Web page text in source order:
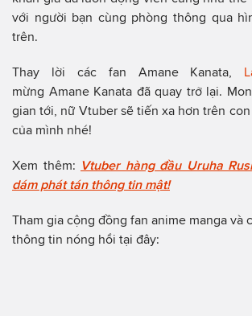
với người bạn cùng phòng thông qua
trên.
Thay lời các fan Amane Kanata,
mừng Amane Kanata đã quay trở lại.
gian tới, nữ Vtuber sẽ tiến xa hơn trên
của mình nhé!
Xem thêm: Vtuber hàng đầu Uruha
dám phát tán thông tin mật!
Tham gia cộng đồng fan anime manga và
thông tin nóng hổi tại đây: